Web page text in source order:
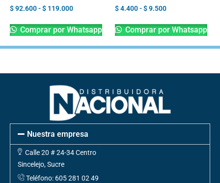
$92.600-$ 119.000
Comprar por Whatsapp
$4.400-$9.500
Comprar por Whatsapp
Nuestra empresa
Calle 20 # 24-34 Centro
Sincelejo, Sucre
Teléfono: 605 281 02 49